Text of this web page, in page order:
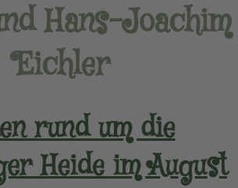
Hans-Joachim
Eichler
rund um die
Heide im August